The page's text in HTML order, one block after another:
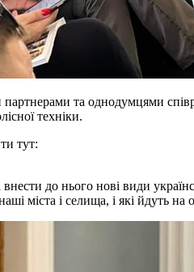
та однодумцями
техніки.
тут:
до нього нові види
міста і селища, і які йдуть